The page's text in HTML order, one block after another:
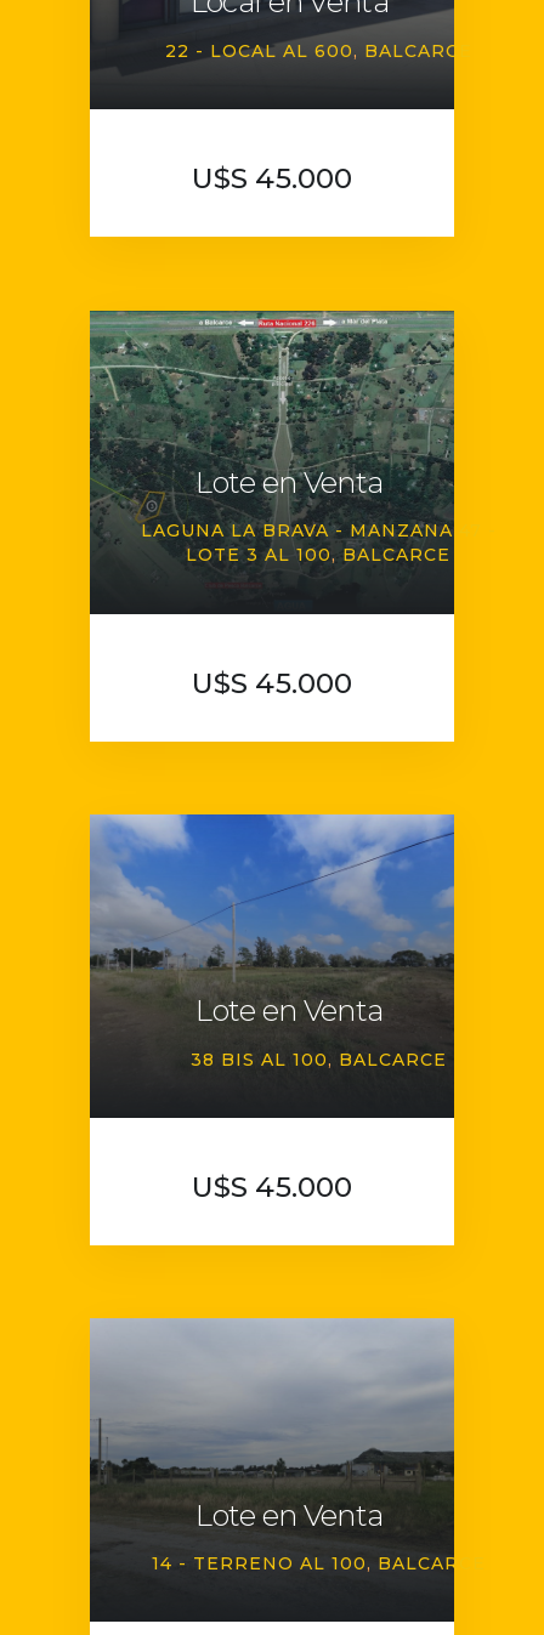
22 - LOCAL AL 600 BALCARCE
U$S 45.000
Lote en Venta
LAGUNA LA BRAVA - MANZANA 47 -
LOTE 3 AL 100 BALCARCE
U$S 45.000
Lote en Venta
38 BIS AL 100 BALCARCE
U$S 45.000
Lote en Venta
14 - TERRENO AL 100 BALCARCE